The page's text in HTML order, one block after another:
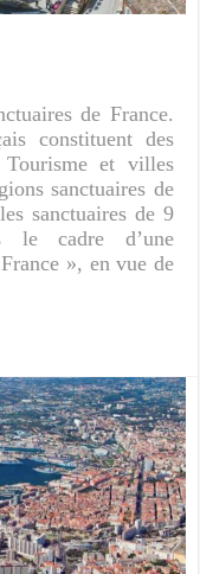
de France.
constituent des
Tourisme et villes
sanctuaires de
sanctuaires de 9
le cadre d’une
», en vue de